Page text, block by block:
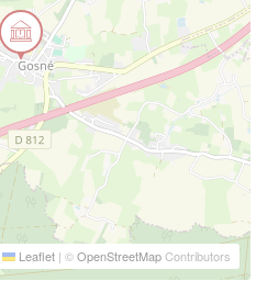
Leaflet | ©OpenStreetMapContributors